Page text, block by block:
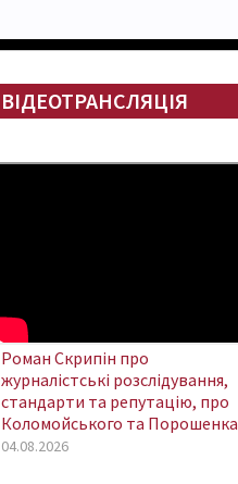
ВІДЕОТРАНСЛЯЦІЯ
Роман Скрипін про
журналістські розслідування,
стандарти та репутацію, про
Коломойського та Порошенка
04.08.2026